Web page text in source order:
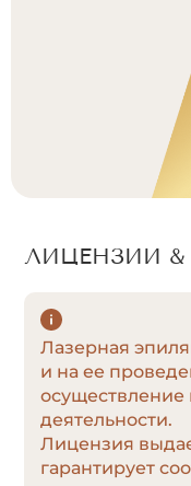
ЛИЦЕНЗИИ &
Лазерная
и на ее
деятельности.
Лицензия
гарантирует